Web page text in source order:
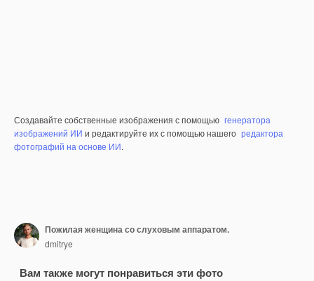
Создавайте собственные изображения с помощью генератора
изображений ИИ и редактируйте их с помощью нашего редактора
фотографий на основе ИИ.
Пожилая женщина со слуховым аппаратом.
dmitrye
Вам также могут понравиться эти фото